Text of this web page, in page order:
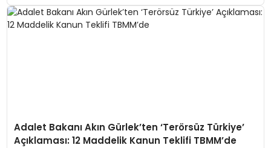
Adalet Bakanı Akın Gürlek’ten ‘Terörsüz Türkiye’
Açıklaması: 12 Maddelik Kanun Teklifi TBMM’de